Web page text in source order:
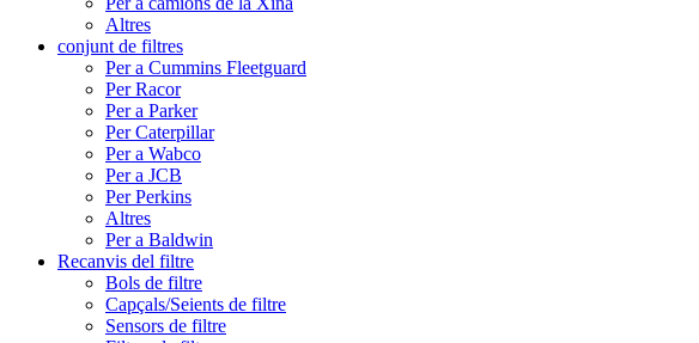
Altres
conjunt de filtres
Per a Cummins Fleetguard
Per Racor
Per a Parker
Per Caterpillar
Per a Wabco
Per a JCB
Per Perkins
Altres
Per a Baldwin
Recanvis del filtre
Bols de filtre
Capçals/Seients de filtre
Sensors de filtre